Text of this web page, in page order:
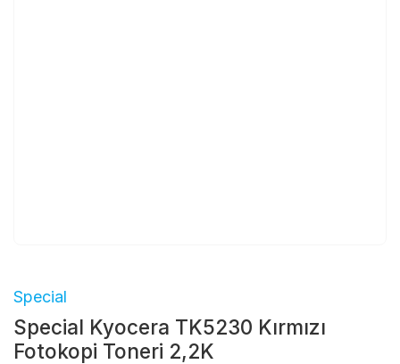
Special
Special Kyocera TK5230 Kırmızı
Fotokopi Toneri 2,2K